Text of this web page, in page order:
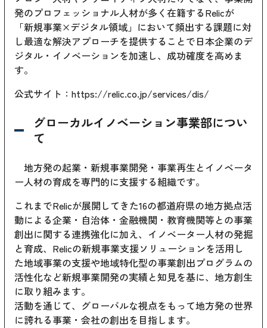
発のプロフェッショナル人材が多く在籍するRelicが
「新規事業×デジタル領域」において頻出する課題に対
し最適な解決アプローチを提供することで日本企業のデ
ジタル・イノベーションを加速し、成功確度を高めま
す。
公式サイト： https://relic.co.jp/services/dis/
グローカルイノベーション事業部につい
て
地方発の起業・新規事業開発・事業再生とイノベータ
ー人材の育成を専門的に支援する組織です。
これまでRelicが展開してきた16の都道府県の地方拠点活
動による企業・自治体・金融機関・教育機関等との事業
創出に関する連携強化に加え、イノベーター人材の発掘
と育成、Relicの新規事業支援ソリューションを活用し
た地域事業の支援や地域特化型の事業創出プログラムの
活性化など新規事業開発の実績と知見を基に、地方創生
に取り組みます。
活動を通じて、グローバルな視点をもって地方発の世界
に誇れる事業・会社の創出を目指します。